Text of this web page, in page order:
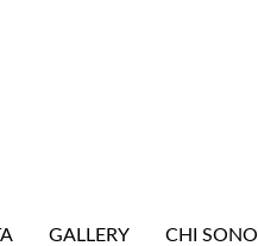
GALLERY CHI SONO